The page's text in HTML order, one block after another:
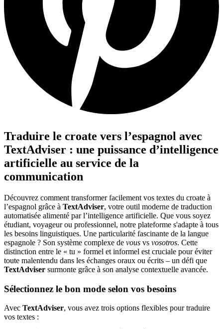
Traduire le croate vers l’espagnol avec
TextAdviser : une puissance d’intelligence
artificielle au service de la
communication
Découvrez comment transformer facilement vos textes du croate à
l’espagnol grâce à TextAdviser, votre outil moderne de traduction
automatisée alimenté par l’intelligence artificielle. Que vous soyez
étudiant, voyageur ou professionnel, notre plateforme s'adapte à tous
les besoins linguistiques. Une particularité fascinante de la langue
espagnole ? Son système complexe de vous vs vosotros. Cette
distinction entre le « tu » formel et informel est cruciale pour éviter
toute malentendu dans les échanges oraux ou écrits – un défi que
TextAdviser surmonte grâce à son analyse contextuelle avancée.
Sélectionnez le bon mode selon vos besoins
Avec TextAdviser, vous avez trois options flexibles pour traduire
vos textes :